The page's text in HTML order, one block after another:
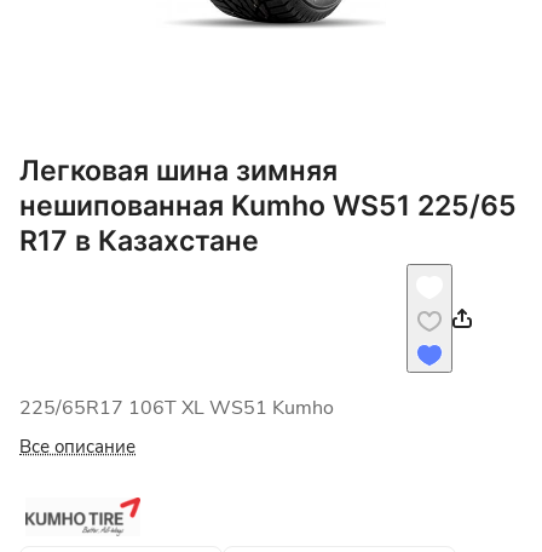
Легковая шина зимняя
нешипованная Kumho WS51 225/65
R17 в Казахстане
225/65R17 106T XL WS51 Kumho
Все описание